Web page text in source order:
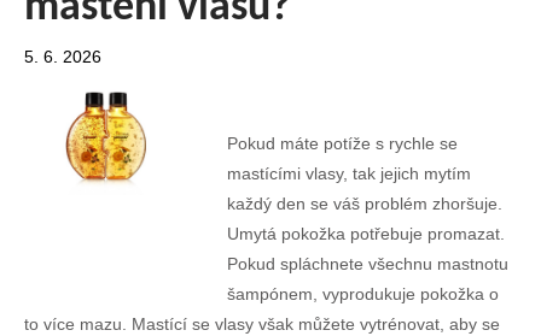
5. 6. 2026
Pokud máte potíže s rychle se
mastícími vlasy, tak jejich mytím
každý den se váš problém zhoršuje.
Umytá pokožka potřebuje promazat.
Pokud spláchnete všechnu mastnotu
šampónem, vyprodukuje pokožka o
to více mazu. Mastící se vlasy však můžete vytrénovat, aby se